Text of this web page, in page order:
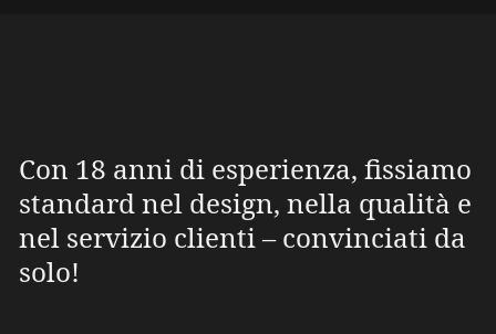
Con 18 anni di esperienza, fissiamo
standard nel design, nella qualità e
nel servizio clienti – convinciati da
solo!